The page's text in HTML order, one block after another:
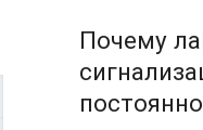
Почему